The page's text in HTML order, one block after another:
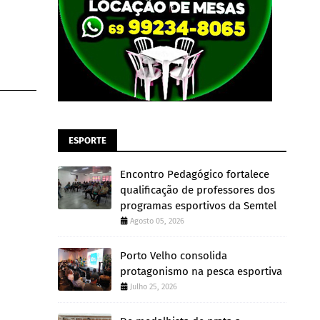
ESPORTE
Encontro Pedagógico fortalece
qualificação de professores dos
programas esportivos da Semtel
Agosto 05, 2026
Porto Velho consolida
protagonismo na pesca esportiva
Julho 25, 2026